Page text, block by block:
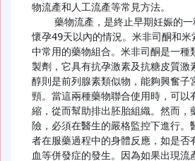
物流產和人工流產等常見方法。
懷孕49天以內的情況。米非司酮和
中常用的藥物組合。米非司酮是一種
製劑，它具有抗孕激素及抗糖皮質激
醇則是前列腺素類似物，能夠興奮子
頸。當這兩種藥物聯合使用時，可以
縮，從而幫助排出胚胎組織。然而，
險，必須在醫生的嚴格監控下進行。
者在服藥過程中的身體反應，如是否
血等併發症的發生。因為如果出現流